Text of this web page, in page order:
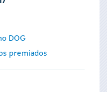
DOG
premiados